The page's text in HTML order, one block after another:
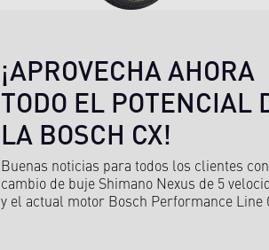
¡APROVECHA AHORA
TODO EL POTENCIAL
LA BOSCH CX!
Buenas noticias para todos los clientes con
cambio de buje Shimano Nexus de 5
y el actual motor Bosch Performance Line